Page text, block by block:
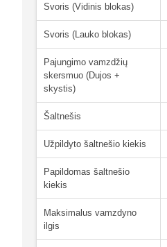
Svoris (Vidinis blokas)
Svoris (Lauko blokas)
Pajungimo vamzdžių
skersmuo (Dujos +
skystis)
Šaltnešis
Užpildyto šaltnešio kiekis
Papildomas šaltnešio
kiekis
Maksimalus vamzdyno
ilgis